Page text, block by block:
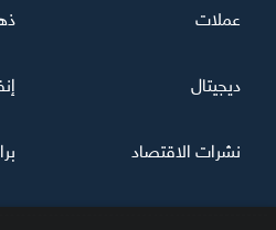
عملات
ديجيتال
نشرات الاقتصاد